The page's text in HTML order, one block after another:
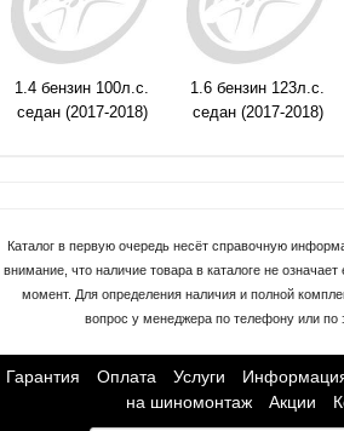
1.4 бензин 100л.с.
седан (2017-2018)
1.6 бензин 123л.с.
седан (2017-2018)
Каталог в первую очередь несёт справочную
внимание, что наличие товара в каталоге не
момент. Для определения наличия и полной
вопрос у менеджера по телефону или по
Гарантия Оплата Услуги
на шиномонтаж
Акции